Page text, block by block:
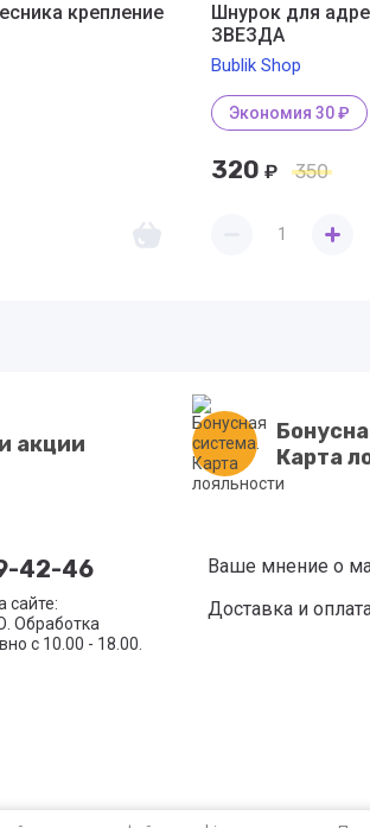
крепление
Шнурок для
ЗВЕЗДА
Bublik Shop
Экономия 30 ₽
320 ₽ 350
акции
Карта
42-46
сайте:
Обработка
с 10.00 - 18.00.
Ваше мнение о
Доставка и